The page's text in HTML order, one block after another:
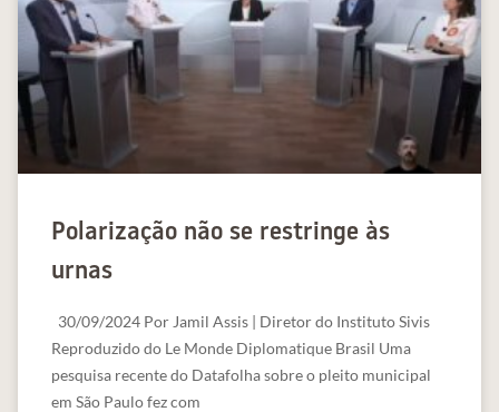
Polarização não se restringe às
urnas
30/09/2024 Por Jamil Assis | Diretor do Instituto Sivis
Reproduzido do Le Monde Diplomatique Brasil Uma
pesquisa recente do Datafolha sobre o pleito municipal
em São Paulo fez com